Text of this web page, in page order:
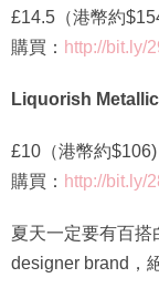
£14.5（港幣約
購買： http://bit.ly/
Liquorish
£10（港幣約$106)
購買： http://bit.ly/
夏天一定要有百搭
designer brand，